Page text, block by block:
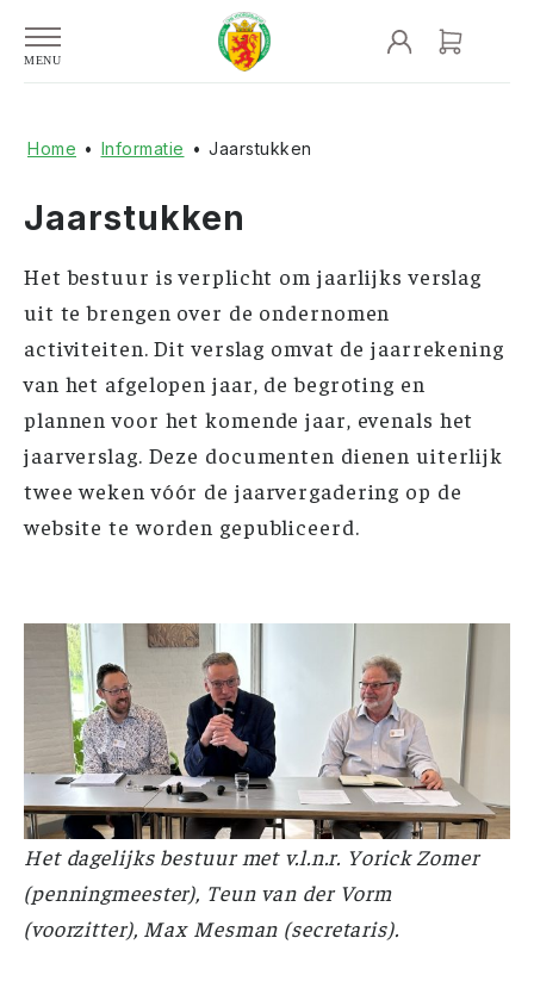
Home • Informatie • Jaarstukken
Jaarstukken
Het bestuur is verplicht om jaarlijks verslag
uit te brengen over de ondernomen
activiteiten. Dit verslag omvat de jaarrekening
van het afgelopen jaar, de begroting en
plannen voor het komende jaar, evenals het
jaarverslag. Deze documenten dienen uiterlijk
twee weken vóór de jaarvergadering op de
website te worden gepubliceerd.
Het dagelijks bestuur met v.l.n.r. Yorick Zomer
(penningmeester), Teun van der Vorm
(voorzitter), Max Mesman (secretaris).